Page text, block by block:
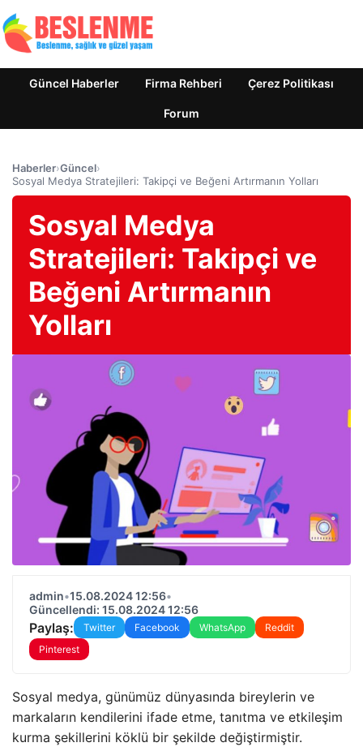
Güncel Haberler Firma Rehberi Çerez Politikası
Forum
Haberler›Güncel›
Sosyal Medya Stratejileri: Takipçi ve Beğeni Artırmanın Yolları
Sosyal Medya
Stratejileri: Takipçi ve
Beğeni Artırmanın
Yolları
admin•15.08.2024 12:56•
Güncellendi: 15.08.2024 12:56
Paylaş: Twitter Facebook WhatsApp
Reddit
Pinterest
Sosyal medya, günümüz dünyasında bireylerin ve
markaların kendilerini ifade etme, tanıtma ve etkileşim
kurma şekillerini köklü bir şekilde değiştirmiştir.